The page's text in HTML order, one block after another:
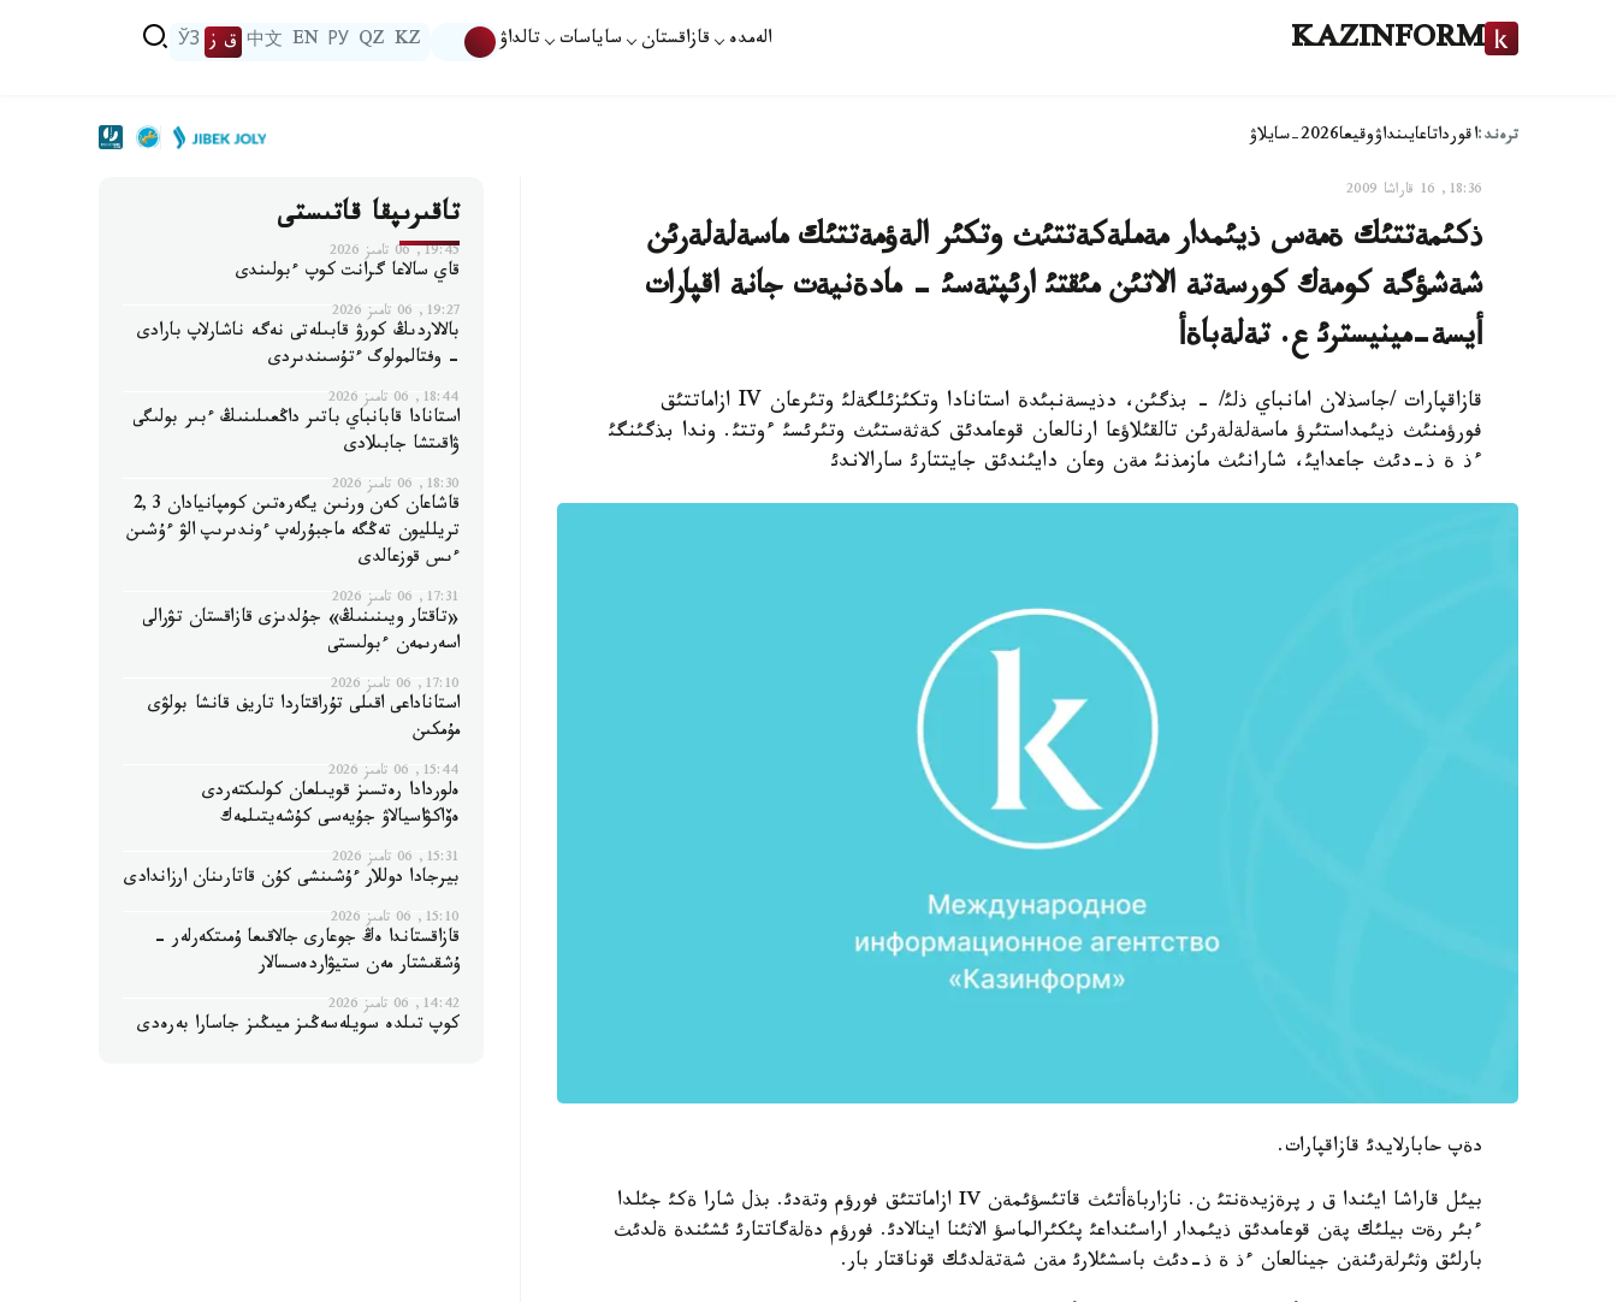
KAZINFORM الەمدە قازاقستان ساياسات تالداۋ KZ
QZ
РУ
EN
中文 ق ز ЎЗ
ترەند:اقورداتاعايىنداۋوقيعا2026-سايلاۋ
18:36, 16 قاراشا 2009
ذكئمةتتئك ةمةس ذيئمدار مةملةكةتتئث وتكئر الةؤمةتتئك ماسةلةلةرئن
شةشؤگة كومةك كورسةتة الاتئن مئقتئ ارئپتةسئ - مادةنيةت جانة اقپارات
أيسة-مينيسترئ ع. تةلةباةأ
قازاقپارات /جاسذلان امانباي ذلئ/ - بذگئن، دذيسةنبئدة استانادا وتكئزئلگةلئ وتئرعان IV ازاماتتئق
فورؤمنئث ذيئمداستئرؤ ماسةلةلةرئن تالقئلاؤعا ارنالعان قوعامدئق كةثةستئث وتئرئسئ ءوتتئ. وندا بذگئنگئ
ءذ ة ذ-دئث جاعدايئ، شارانئث مازمذنئ مةن وعان دايئندئق جايتتارئ سارالاندئ
دةپ حابارلايدئ قازاقپارات.
بيئل قاراشا ايئندا ق ر پرةزيدةنتئ ن. نازارباةأتئث قاتئسؤئمةن IV ازاماتتئق فورؤم وتةدئ. بذل شارا ةكئ جئلدا
ءبئر رةت بيلئك پةن قوعامدئق ذيئمدار اراسئنداعئ پئكئرالماسؤ الاثئنا اينالادئ. فورؤم دةلةگاتتارئ ئشئندة ةلدئث
بارلئق وثئرلةرئنةن جينالعان ءذ ة ذ-دئث باسشئلارئ مةن شةتةلدئك قوناقتار بار.
تاقىرىپقا قاتىستى
19:45, 06 تامىز 2026
قاي سالاعا گرانت كوپ ءبولىندى
19:27, 06 تامىز 2026
بالالاردىڭ كورۋ قابىلەتى نەگە ناشارلاپ بارادى
- وفتالمولوگ ءتۇسىندىردى
18:44, 06 تامىز 2026
استانادا قابانباي باتىر داڭعىلىنىڭ ءبىر بولىگى
ۋاقىتشا جابىلادى
18:30, 06 تامىز 2026
قاشاعان كەن ورنىن يگەرەتىن كومپانيادان 2,3
تريلليون تەڭگە ماجبۇرلەپ ءوندىرىپ الۋ ءۇشىن
ءىس قوزعالدى
17:31, 06 تامىز 2026
«تاقتار ويىنىنىڭ» جۇلدىزى قازاقستان تۋرالى
اسەرىمەن ءبولىستى
17:10, 06 تامىز 2026
استاناداعى اقىلى تۇراقتاردا تاريف قانشا بولۋى
مۇمكىن
15:44, 06 تامىز 2026
ەلوردادا رەتسىز قويىلعان كولىكتەردى
ەۆاكۋاسيالاۋ جۇيەسى كۇشەيتىلمەك
15:31, 06 تامىز 2026
بيرجادا دوللار ءۇشىنشى كۇن قاتارىنان ارزاندادى
15:10, 06 تامىز 2026
قازاقستاندا ەڭ جوعارى جالاقىعا ۇمىتكەرلەر -
ۇشقىشتار مەن ستيۋاردەسسالار
14:42, 06 تامىز 2026
كوپ تىلدە سويلەسەڭىز ميىڭىز جاسارا بەرەدى